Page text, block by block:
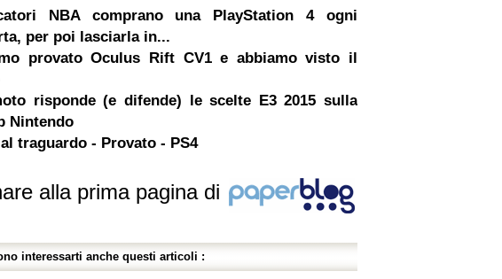
NBA comprano una PlayStation 4 ogni
per poi lasciarla in...
provato Oculus Rift CV1 e abbiamo visto il
risponde (e difende) le scelte E3 2015 sulla
Nintendo
traguardo - Provato - PS4
alla prima pagina di
interessarti anche questi articoli :